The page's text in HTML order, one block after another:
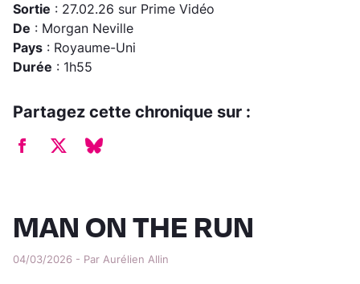
MAN ON THE RUN
04/03/2026 - Par Aurélien Allin
Sortie : 27.02.26 sur Prime Vidéo
De : Morgan Neville
Pays : Royaume-Uni
Durée : 1h55
Partagez cette chronique sur :